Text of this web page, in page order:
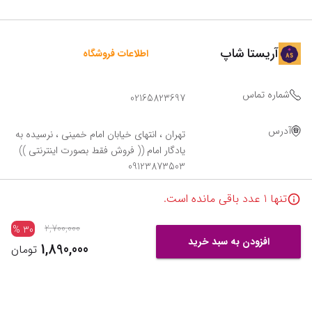
تنها 1 عدد باقی مانده است.
افزودن به سبد خرید
2,700,000
30
%
1,890,000 تومان
آریستا شاپ اطلاعات فروشگاه
شماره تماس 02165823697
آدرس
تهران ، انتهای خیابان امام خمینی ، نرسیده به
یادگار امام (( فروش فقط بصورت اینترنتی ))
09123873503